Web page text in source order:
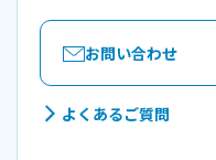
お問い合わせ
よくあるご質問